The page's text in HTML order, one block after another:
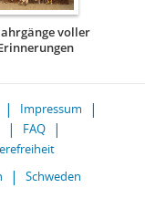
voller
Impressum
FAQ
Schweden